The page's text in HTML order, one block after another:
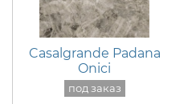
Casalgrande Padana
Onici